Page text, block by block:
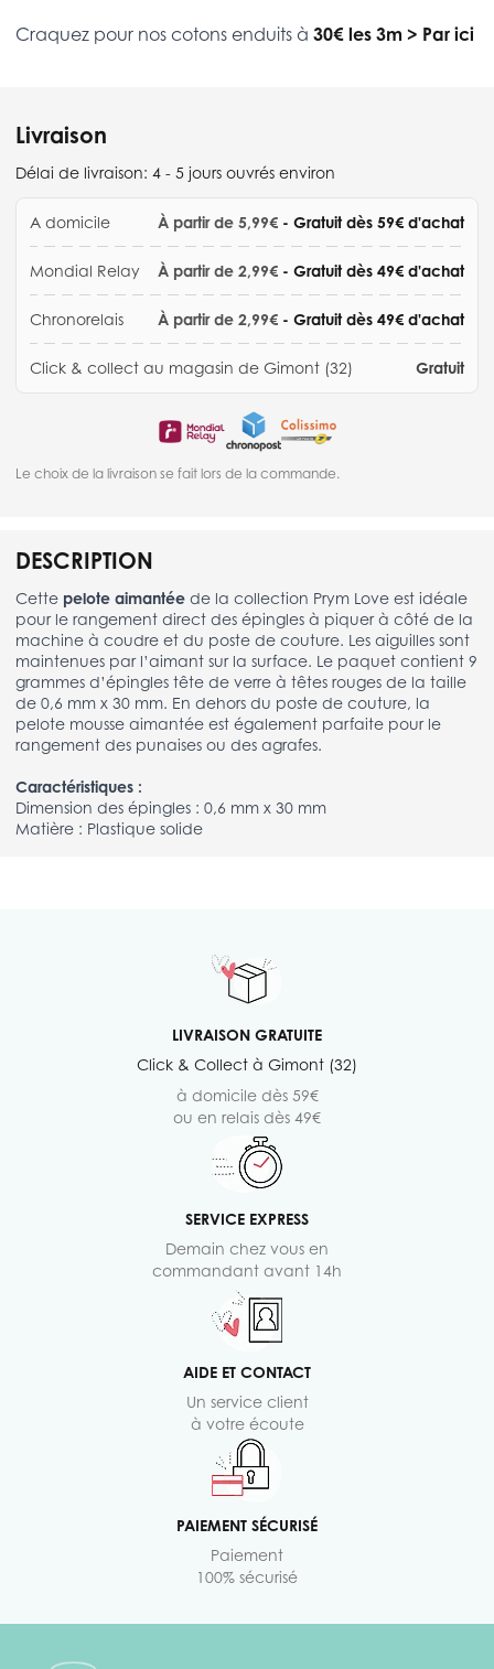
Craquez pour nos cotons enduits à 30€ les 3m > Par ici
Livraison
Délai de livraison: 4 - 5 jours ouvrés environ
A domicile À partir de 5,99€ - Gratuit dès 59€ d'achat
Mondial Relay À partir de 2,99€ - Gratuit dès 49€ d'achat
Chronorelais À partir de 2,99€ - Gratuit dès 49€ d'achat
Click & collect au magasin de Gimont (32) Gratuit
Le choix de la livraison se fait lors de la commande.
DESCRIPTION
Cette pelote aimantée de la collection Prym Love est idéale
pour le rangement direct des épingles à piquer à côté de la
machine à coudre et du poste de couture. Les aiguilles sont
maintenues par l’aimant sur la surface. Le paquet contient 9
grammes d’épingles tête de verre à têtes rouges de la taille
de 0,6 mm x 30 mm. En dehors du poste de couture, la
pelote mousse aimantée est également parfaite pour le
rangement des punaises ou des agrafes.
Caractéristiques :
Dimension des épingles : 0,6 mm x 30 mm
Matière : Plastique solide
LIVRAISON GRATUITE
Click & Collect à Gimont (32)
à domicile dès 59€
ou en relais dès 49€
SERVICE EXPRESS
Demain chez vous en
commandant avant 14h
AIDE ET CONTACT
Un service client
à votre écoute
PAIEMENT SÉCURISÉ
Paiement
100% sécurisé